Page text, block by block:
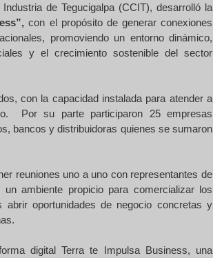
de Tegucigalpa (CCIT), desarrolló la
con el propósito de generar conexiones
promoviendo un entorno dinámico,
y el crecimiento sostenible del sector
con la capacidad instalada para atender a
Por su parte participaron 25 empresas
bancos y distribuidoras quienes se sumaron
reuniones uno a uno con representantes de
ambiente propicio para comercializar los
oportunidades de negocio concretas y
digital Terra te Impulsa Business, una